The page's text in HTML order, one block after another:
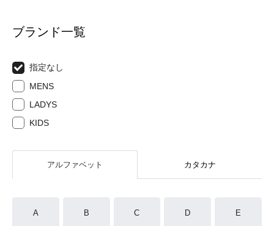
ブランド一覧
指定なし
MENS
LADYS
KIDS
アルファベット カタカナ
A B C D E